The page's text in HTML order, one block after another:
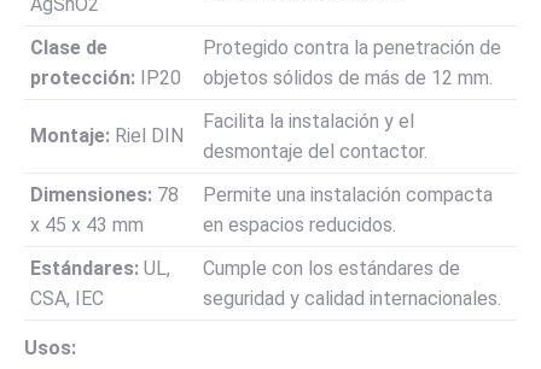
Clase de
protección: IP20
Protegido contra la penetración de
objetos sólidos de más de 12 mm.
Montaje: Riel DIN
Facilita la instalación y el
desmontaje del contactor.
Dimensiones: 78
x 45 x 43 mm
Permite una instalación compacta
en espacios reducidos.
Estándares: UL,
CSA, IEC
Cumple con los estándares de
seguridad y calidad internacionales.
Usos: